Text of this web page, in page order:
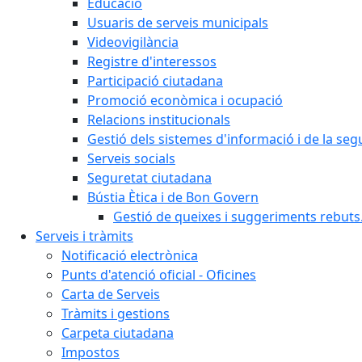
Usuaris de serveis municipals
Videovigilància
Registre d'interessos
Participació ciutadana
Promoció econòmica i ocupació
Relacions institucionals
Gestió dels sistemes d'informació i de la
Serveis socials
Seguretat ciutadana
Bústia Ètica i de Bon Govern
Gestió de queixes i suggeriments rebuts.
Serveis i tràmits
Notificació electrònica
Punts d'atenció oficial - Oficines
Carta de Serveis
Tràmits i gestions
Carpeta ciutadana
Impostos